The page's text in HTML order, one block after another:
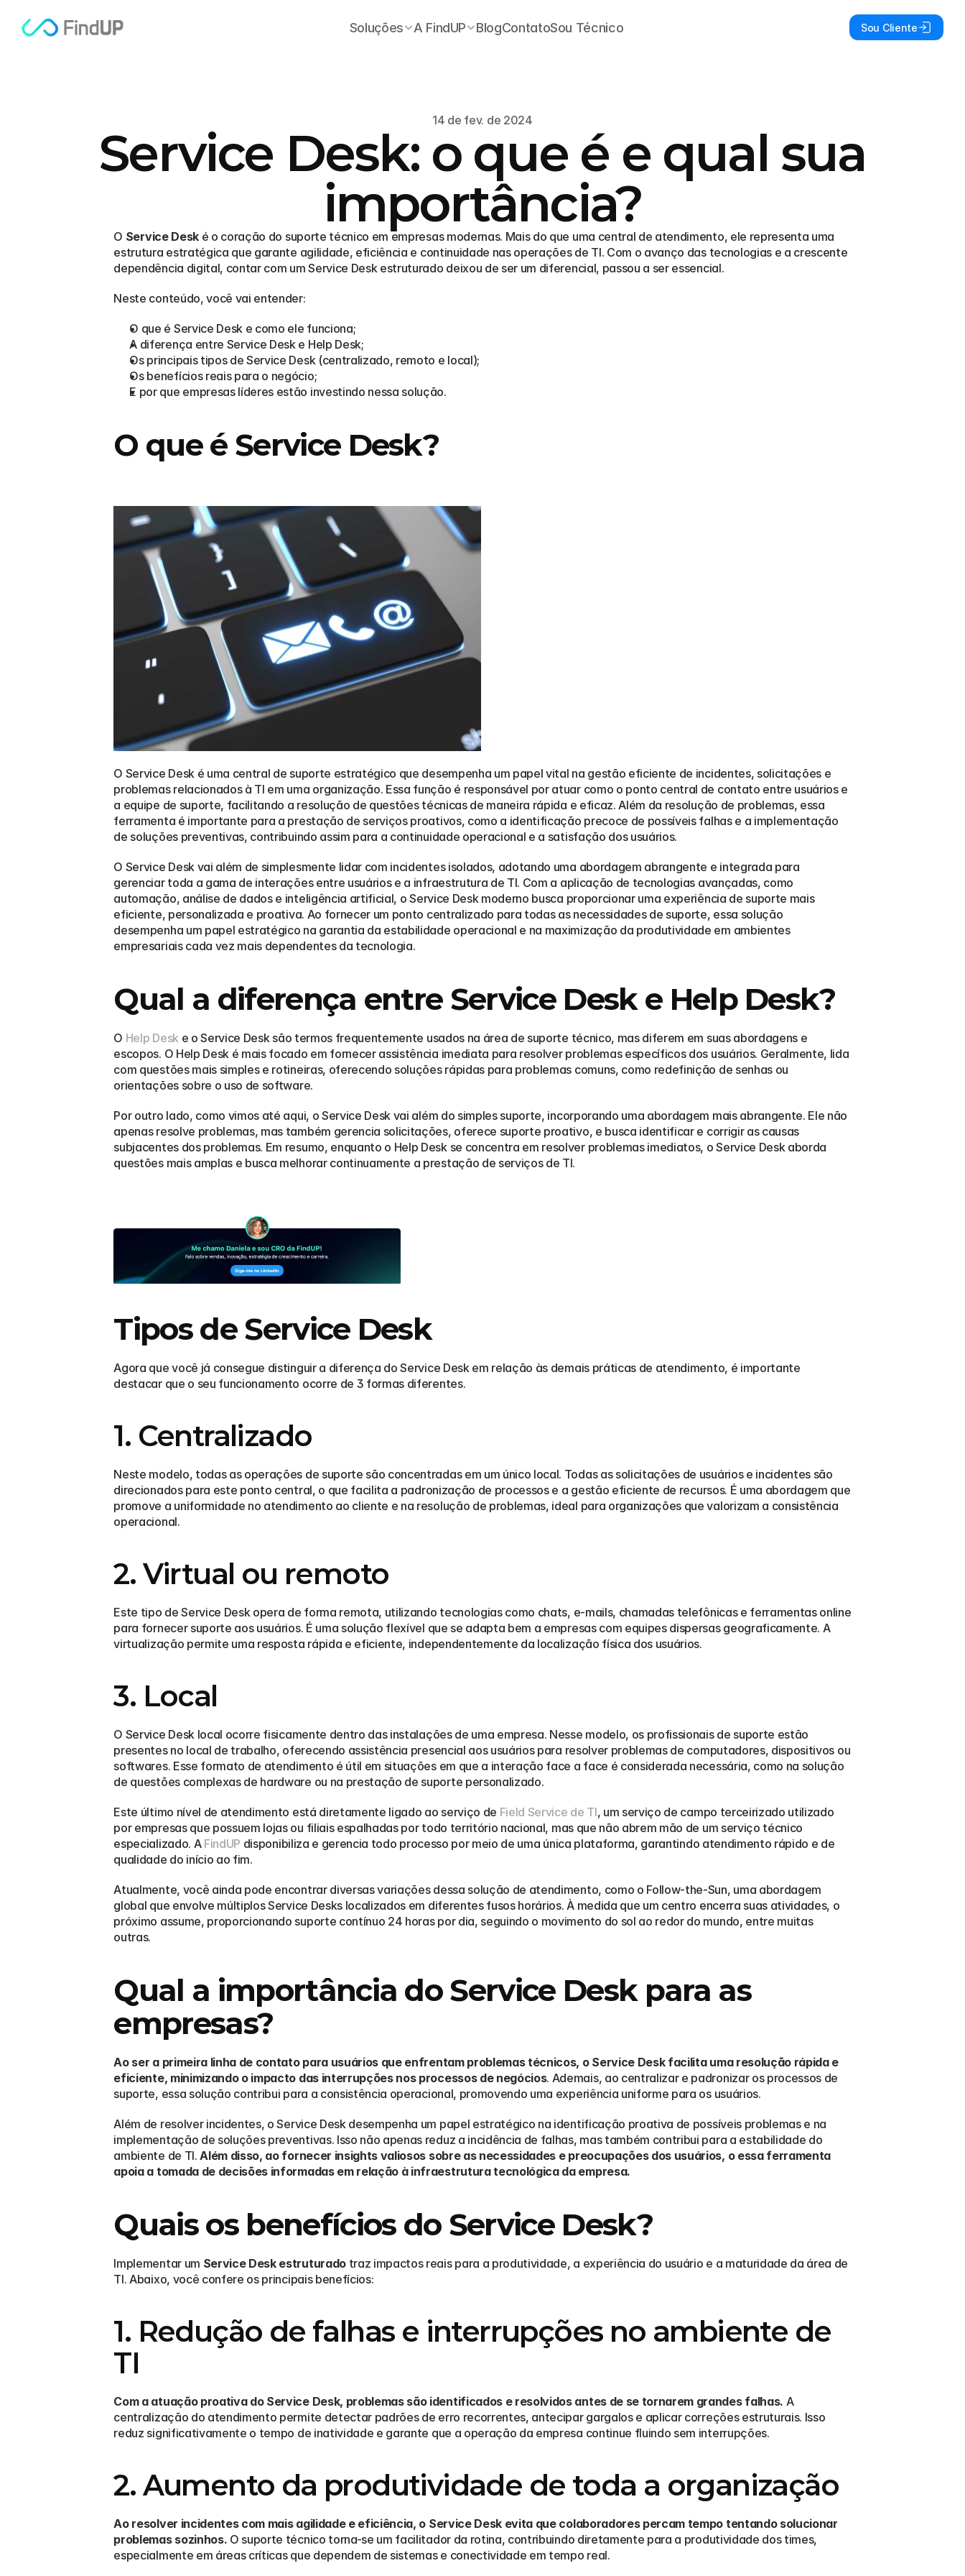
Soluções A FindUP BlogContatoSou Técnico Sou Cliente
14 de fev. de 2024
Service Desk: o que é e qual sua
importância?
O Service Desk é o coração do suporte técnico em empresas modernas. Mais do que uma central de atendimento, ele representa uma
estrutura estratégica que garante agilidade, eficiência e continuidade nas operações de TI. Com o avanço das tecnologias e a crescente
dependência digital, contar com um Service Desk estruturado deixou de ser um diferencial, passou a ser essencial.
Neste conteúdo, você vai entender:
O que é Service Desk e como ele funciona;
A diferença entre Service Desk e Help Desk;
Os principais tipos de Service Desk (centralizado, remoto e local);
Os benefícios reais para o negócio;
E por que empresas líderes estão investindo nessa solução.
O que é Service Desk?
O Service Desk é uma central de suporte estratégico que desempenha um papel vital na gestão eficiente de incidentes, solicitações e
problemas relacionados à TI em uma organização. Essa função é responsável por atuar como o ponto central de contato entre usuários e
a equipe de suporte, facilitando a resolução de questões técnicas de maneira rápida e eficaz. Além da resolução de problemas, essa
ferramenta é importante para a prestação de serviços proativos, como a identificação precoce de possíveis falhas e a implementação
de soluções preventivas, contribuindo assim para a continuidade operacional e a satisfação dos usuários.
O Service Desk vai além de simplesmente lidar com incidentes isolados, adotando uma abordagem abrangente e integrada para
gerenciar toda a gama de interações entre usuários e a infraestrutura de TI. Com a aplicação de tecnologias avançadas, como
automação, análise de dados e inteligência artificial, o Service Desk moderno busca proporcionar uma experiência de suporte mais
eficiente, personalizada e proativa. Ao fornecer um ponto centralizado para todas as necessidades de suporte, essa solução
desempenha um papel estratégico na garantia da estabilidade operacional e na maximização da produtividade em ambientes
empresariais cada vez mais dependentes da tecnologia.
Qual a diferença entre Service Desk e Help Desk?
O Help Desk e o Service Desk são termos frequentemente usados na área de suporte técnico, mas diferem em suas abordagens e
escopos. O Help Desk é mais focado em fornecer assistência imediata para resolver problemas específicos dos usuários. Geralmente, lida
com questões mais simples e rotineiras, oferecendo soluções rápidas para problemas comuns, como redefinição de senhas ou
orientações sobre o uso de software.
Por outro lado, como vimos até aqui, o Service Desk vai além do simples suporte, incorporando uma abordagem mais abrangente. Ele não
apenas resolve problemas, mas também gerencia solicitações, oferece suporte proativo, e busca identificar e corrigir as causas
subjacentes dos problemas. Em resumo, enquanto o Help Desk se concentra em resolver problemas imediatos, o Service Desk aborda
questões mais amplas e busca melhorar continuamente a prestação de serviços de TI.
Tipos de Service Desk
Agora que você já consegue distinguir a diferença do Service Desk em relação às demais práticas de atendimento, é importante
destacar que o seu funcionamento ocorre de 3 formas diferentes.
1. Centralizado
Neste modelo, todas as operações de suporte são concentradas em um único local. Todas as solicitações de usuários e incidentes são
direcionados para este ponto central, o que facilita a padronização de processos e a gestão eficiente de recursos. É uma abordagem que
promove a uniformidade no atendimento ao cliente e na resolução de problemas, ideal para organizações que valorizam a consistência
operacional.
2. Virtual ou remoto
Este tipo de Service Desk opera de forma remota, utilizando tecnologias como chats, e-mails, chamadas telefônicas e ferramentas online
para fornecer suporte aos usuários. É uma solução flexível que se adapta bem a empresas com equipes dispersas geograficamente. A
virtualização permite uma resposta rápida e eficiente, independentemente da localização física dos usuários.
3. Local
O Service Desk local ocorre fisicamente dentro das instalações de uma empresa. Nesse modelo, os profissionais de suporte estão
presentes no local de trabalho, oferecendo assistência presencial aos usuários para resolver problemas de computadores, dispositivos ou
softwares. Esse formato de atendimento é útil em situações em que a interação face a face é considerada necessária, como na solução
de questões complexas de hardware ou na prestação de suporte personalizado.
Este último nível de atendimento está diretamente ligado ao serviço de Field Service de TI, um serviço de campo terceirizado utilizado
por empresas que possuem lojas ou filiais espalhadas por todo território nacional, mas que não abrem mão de um serviço técnico
especializado. A FindUP disponibiliza e gerencia todo processo por meio de uma única plataforma, garantindo atendimento rápido e de
qualidade do início ao fim.
Atualmente, você ainda pode encontrar diversas variações dessa solução de atendimento, como o Follow-the-Sun, uma abordagem
global que envolve múltiplos Service Desks localizados em diferentes fusos horários. À medida que um centro encerra suas atividades, o
próximo assume, proporcionando suporte contínuo 24 horas por dia, seguindo o movimento do sol ao redor do mundo, entre muitas
outras.
Qual a importância do Service Desk para as
empresas?
Ao ser a primeira linha de contato para usuários que enfrentam problemas técnicos, o Service Desk facilita uma resolução rápida e
eficiente, minimizando o impacto das interrupções nos processos de negócios. Ademais, ao centralizar e padronizar os processos de
suporte, essa solução contribui para a consistência operacional, promovendo uma experiência uniforme para os usuários.
Além de resolver incidentes, o Service Desk desempenha um papel estratégico na identificação proativa de possíveis problemas e na
implementação de soluções preventivas. Isso não apenas reduz a incidência de falhas, mas também contribui para a estabilidade do
ambiente de TI. Além disso, ao fornecer insights valiosos sobre as necessidades e preocupações dos usuários, o essa ferramenta
apoia a tomada de decisões informadas em relação à infraestrutura tecnológica da empresa.
Quais os benefícios do Service Desk?
Implementar um Service Desk estruturado traz impactos reais para a produtividade, a experiência do usuário e a maturidade da área de
TI. Abaixo, você confere os principais benefícios:
1. Redução de falhas e interrupções no ambiente de
TI
Com a atuação proativa do Service Desk, problemas são identificados e resolvidos antes de se tornarem grandes falhas. A
centralização do atendimento permite detectar padrões de erro recorrentes, antecipar gargalos e aplicar correções estruturais. Isso
reduz significativamente o tempo de inatividade e garante que a operação da empresa continue fluindo sem interrupções.
2. Aumento da produtividade de toda a organização
Ao resolver incidentes com mais agilidade e eficiência, o Service Desk evita que colaboradores percam tempo tentando solucionar
problemas sozinhos. O suporte técnico torna-se um facilitador da rotina, contribuindo diretamente para a produtividade dos times,
especialmente em áreas críticas que dependem de sistemas e conectividade em tempo real.